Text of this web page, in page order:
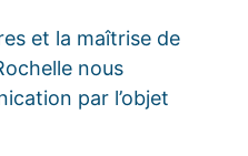
et la maîtrise de
nous
par l’objet